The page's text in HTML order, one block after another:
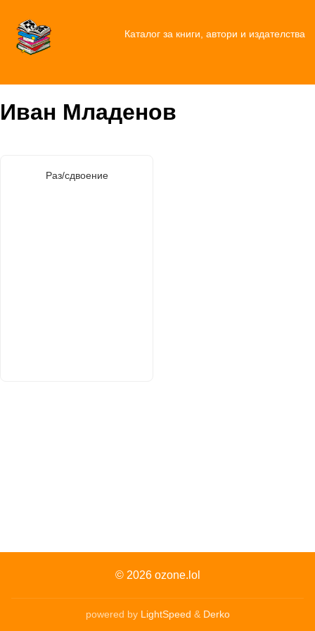
Каталог за книги, автори и издателства
Иван Младенов
Раз/сдвоение
© 2026 ozone.lol
powered by LightSpeed & Derko